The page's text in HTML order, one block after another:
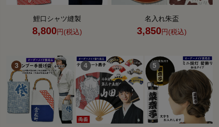
鯉口シャツ縫製
8,800円(税込)
名入れ朱盃
3,850円(税込)